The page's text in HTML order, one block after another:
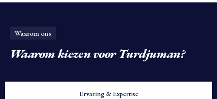
Waarom ons
Waarom kiezenvoor Turdjuman?
Ervaring & Expertise